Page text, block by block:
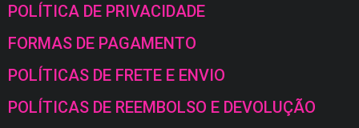
POLÍTICA DE PRIVACIDADE
FORMAS DE PAGAMENTO
POLÍTICAS DE FRETE E ENVIO
POLÍTICAS DE REEMBOLSO E DEVOLUÇÃO